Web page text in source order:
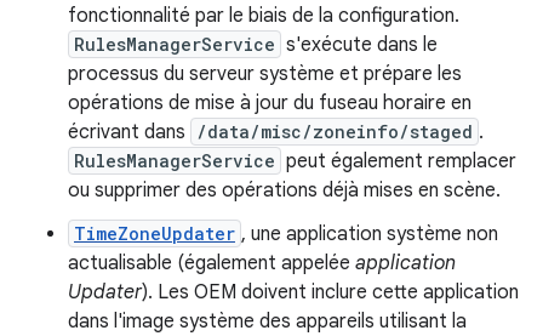
fonctionnalité par le biais de la configuration.
RulesManagerService s'exécute dans le
processus du serveur système et prépare les
opérations de mise à jour du fuseau horaire en
écrivant dans
/data/misc/zoneinfo/staged .
RulesManagerService peut également remplacer
ou supprimer des opérations déjà mises en scène.
TimeZoneUpdater , une application système non
actualisable (également appelée application
Updater). Les OEM doivent inclure cette application
dans l'image système des appareils utilisant la